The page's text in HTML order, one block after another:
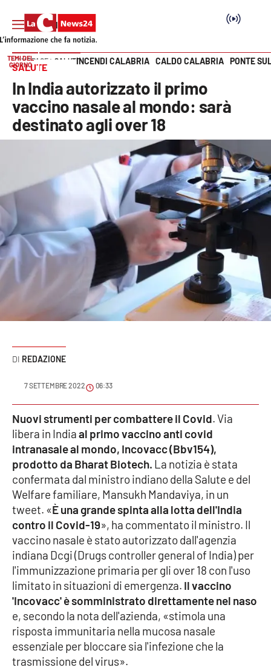
SEZIONI
Cronaca
Attualità
Economia e lavoro
Italia Mondo
Sanità
Sport
Meteo
Editoriali
VIDEO
Ambiente
Cronaca
Cultura
Economia e Lavoro
Politica
Sanità
Vai
TEMI DEL
GIORNO
INCENDI CALABRIA CALDO CALABRIA PONTE
HOME PAGE SALUTE
SALUTE
In India autorizzato il primo
vaccino nasale al mondo: sarà
destinato agli over 18
REDAZIONE
7 SETTEMBRE 2022 06:33
Nuovi strumenti per combattere il Covid. Via
libera in Indiaal primo vaccino anti covid
intranasale al mondo, Incovacc (Bbv154),
prodotto da Bharat Biotech. La notizia è stata
confermata dal ministro indiano della Salute e del
Welfare familiare, Mansukh Mandaviya, in un
tweet. «È una grande spinta alla lotta dell'India
contro il Covid-19», ha commentato il ministro. Il
vaccino nasale è stato autorizzato dall'agenzia
indiana Dcgi (Drugs controller general of India) per
l'immunizzazione primaria per gli over 18 con l'uso
limitato in situazioni di emergenza. Il vaccino
'Incovacc' è somministrato direttamente nel naso
e, secondo la nota dell'azienda, «stimola una
risposta immunitaria nella mucosa nasale
essenziale per bloccare sia l'infezione che la
trasmissione del virus».